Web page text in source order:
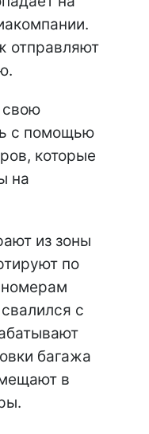
отправляют
свою
с помощью
которые
на
из зоны
по
номерам
с
багажа
в